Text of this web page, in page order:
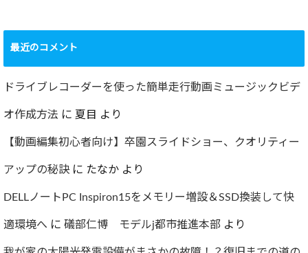
要再検査となって
しまった…
2022.07.30
最近のコメント
ドライブレコーダーを使った簡単走行動画ミュージックビデ
オ作成方法 に 夏目 より
【動画編集初心者向け】卒園スライドショー、クオリティー
アップの秘訣に たなか より
DELLノートPC Inspiron15をメモリー増設＆SSD換装して快
適環境へ に 礒部仁博 モデルj都市推進本部 より